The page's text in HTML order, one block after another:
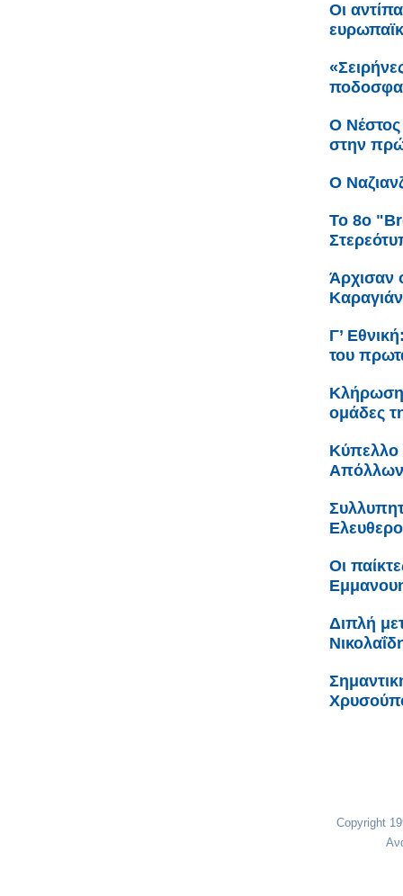
Οι
Ο Νέστος
στην
Ο
Το 8ο
Άρχισαν
Γ’
του
Κλήρωση
ομάδες
Κύπελλο
Οι
Διπλή
Copyright